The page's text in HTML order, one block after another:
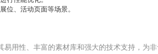
位、活动页面等场景。
易用性、丰富的素材库和强大的技术支持，为